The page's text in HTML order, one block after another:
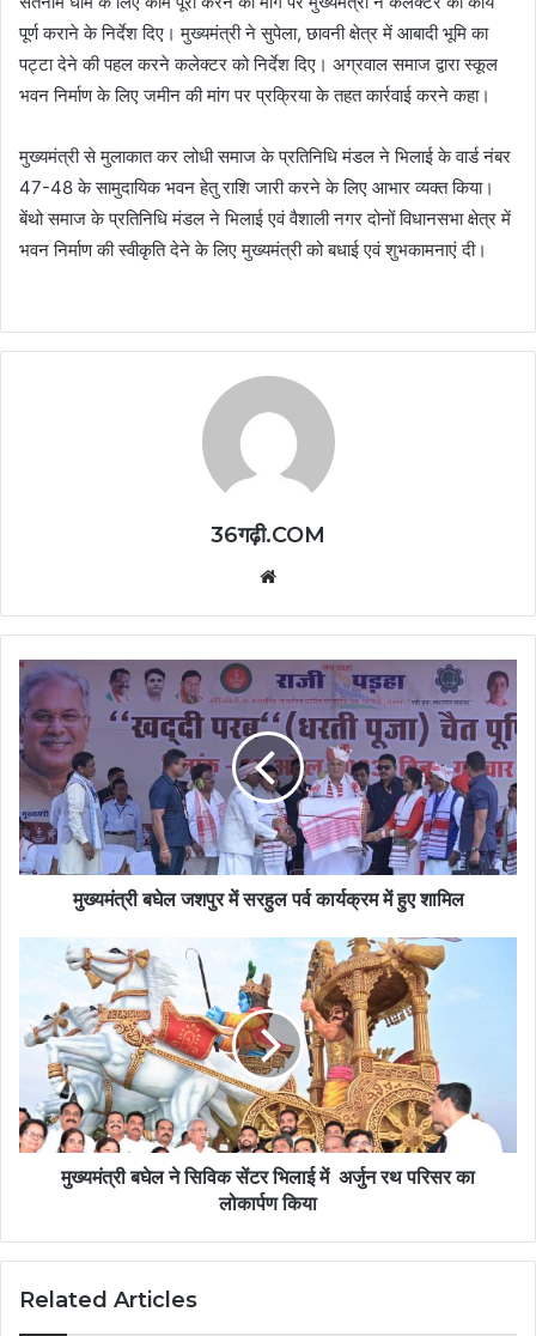
पूर्ण कराने के निर्देश दिए। मुख्यमंत्री ने सुपेला, छावनी क्षेत्र में आबादी भूमि का
पट्टा देने की पहल करने कलेक्टर को निर्देश दिए। अग्रवाल समाज द्वारा स्कूल
भवन निर्माण के लिए जमीन की मांग पर प्रक्रिया के तहत कार्रवाई करने कहा।
मुख्यमंत्री से मुलाकात कर लोधी समाज के प्रतिनिधि मंडल ने भिलाई के वार्ड नंबर
47-48 के सामुदायिक भवन हेतु राशि जारी करने के लिए आभार व्यक्त किया।
बेंथो समाज के प्रतिनिधि मंडल ने भिलाई एवं वैशाली नगर दोनों विधानसभा क्षेत्र में
भवन निर्माण की स्वीकृति देने के लिए मुख्यमंत्री को बधाई एवं शुभकामनाएं दी।
36गढ़ी.COM
मुख्यमंत्री बघेल जशपुर में सरहुल पर्व कार्यक्रम में हुए शामिल
मुख्यमंत्री बघेल ने सिविक सेंटर भिलाई में अर्जुन रथ परिसर का
लोकार्पण किया
Related Articles